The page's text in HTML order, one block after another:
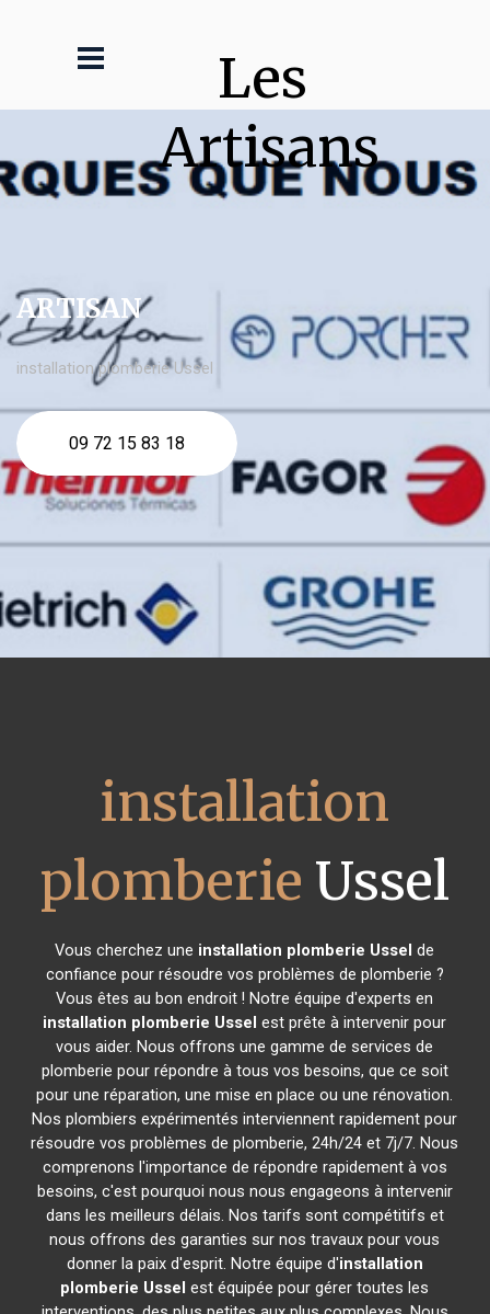
Les
Artisans
ARTISAN
installation plomberie Ussel
09 72 15 83 18
installation
plomberie Ussel
Vous cherchez une installation plomberie Ussel de
confiance pour résoudre vos problèmes de plomberie ?
Vous êtes au bon endroit ! Notre équipe d'experts en
installation plomberie Ussel est prête à intervenir pour
vous aider. Nous offrons une gamme de services de
plomberie pour répondre à tous vos besoins, que ce soit
pour une réparation, une mise en place ou une rénovation.
Nos plombiers expérimentés interviennent rapidement pour
résoudre vos problèmes de plomberie, 24h/24 et 7j/7. Nous
comprenons l'importance de répondre rapidement à vos
besoins, c'est pourquoi nous nous engageons à intervenir
dans les meilleurs délais. Nos tarifs sont compétitifs et
nous offrons des garanties sur nos travaux pour vous
donner la paix d'esprit. Notre équipe d'installation
plomberie Ussel est équipée pour gérer toutes les